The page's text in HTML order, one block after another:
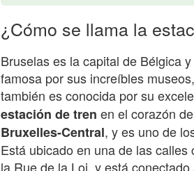
¿Cómo se llama la
Bruselas es la capital de Bélgica
famosa por sus increíbles
también es conocida por su
estación de tren en el corazón
Bruxelles-Central, y es uno de
Está ubicado en una de las
la Rue de la Loi, y está